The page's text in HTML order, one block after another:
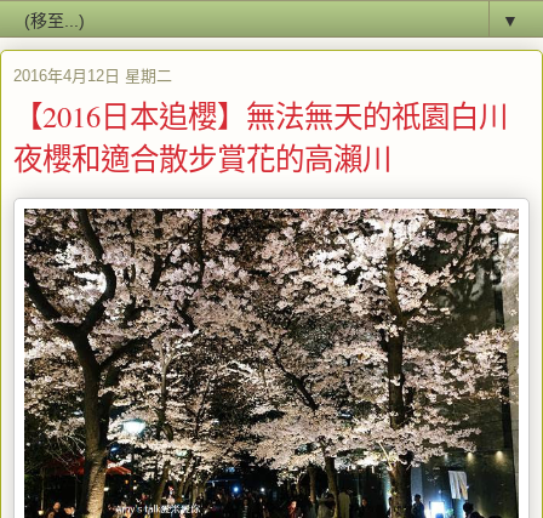
▼
2016年4月12日 星期二
【2016日本追櫻】無法無天的祇園白川
夜櫻和適合散步賞花的高瀨川